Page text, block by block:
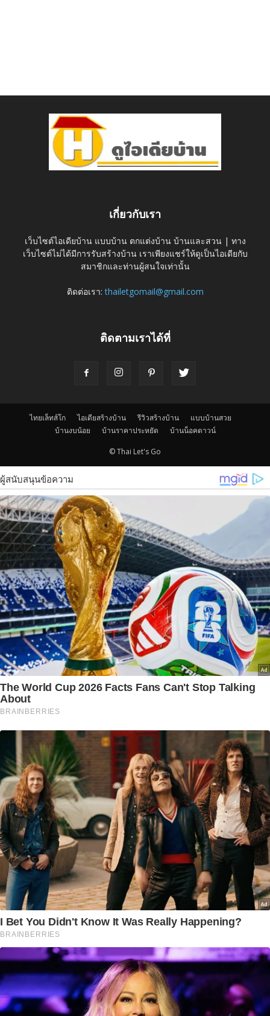
เกี่ยวกับเรา
เว็บไซต์ไอเดียบ้าน แบบบ้าน ตกแต่งบ้าน บ้านและสวน | ทาง
เว็บไซต์ไม่ได้มีการรับสร้างบ้าน เราเพียงแชร์ให้ดูเป็นไอเดียกับ
สมาชิกและท่านผู้สนใจเท่านั้น
ติดต่อเรา:thailetgomail@gmail.com
ติดตามเราได้ที่
ไทยเล็ทส์โก ไอเดียสร้างบ้าน รีวิวสร้างบ้าน
แบบบ้านสวย
บ้านงบน้อย
บ้านราคาประหยัด บ้านน็อคดาวน์
© Thai Let's Go